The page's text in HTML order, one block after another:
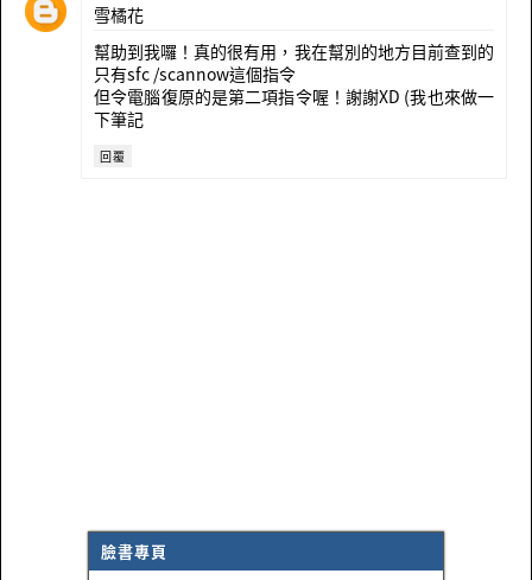
雪橘花
幫助到我囉！真的很有用，我在幫別的地方目前查到的
只有sfc /scannow這個指令
但令電腦復原的是第二項指令喔！謝謝XD (我也來做一
下筆記
回覆
臉書專頁